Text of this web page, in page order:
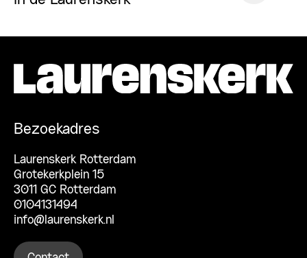
Bezoekadres
Laurenskerk Rotterdam
Grotekerkplein 15
3011 GC Rotterdam
0104131494
info@laurenskerk.nl